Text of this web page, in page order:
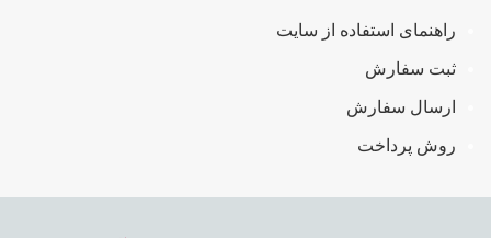
راهنمای استفاده از سایت
ثبت سفارش
ارسال سفارش
روش پرداخت